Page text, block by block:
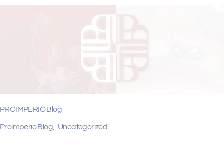
PROIMPERIO Blog
Proimperio Blog Uncategorized